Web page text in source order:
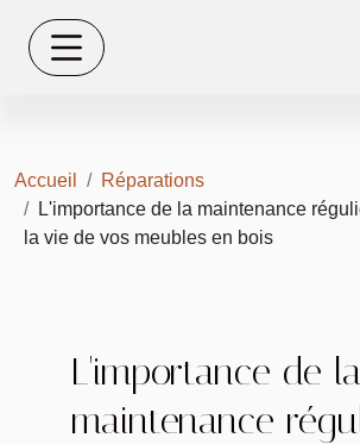
Accueil
Réparations
L'importance de la maintenance
la vie de vos meubles en bois
L'importance de la
maintenance